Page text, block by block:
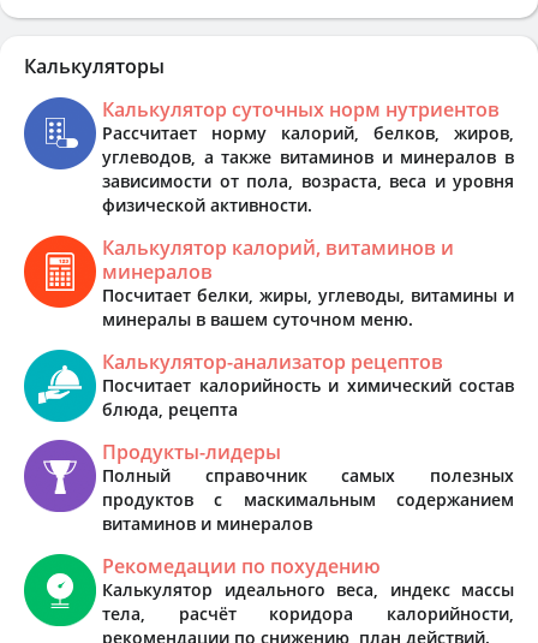
Калькуляторы
Калькулятор суточных норм нутриентов
Рассчитает норму калорий, белков, жиров,
углеводов, а также витаминов и минералов в
зависимости от пола, возраста, веса и уровня
физической активности.
Калькулятор калорий, витаминов и
минералов
Посчитает белки, жиры, углеводы, витамины и
минералы в вашем суточном меню.
Калькулятор-анализатор рецептов
Посчитает калорийность и химический состав
блюда, рецепта
Продукты-лидеры
Полный справочник самых полезных
продуктов с маскимальным содержанием
витаминов и минералов
Рекомедации по похудению
Калькулятор идеального веса, индекс массы
тела, расчёт коридора калорийности,
рекомендации по снижению, план действий.